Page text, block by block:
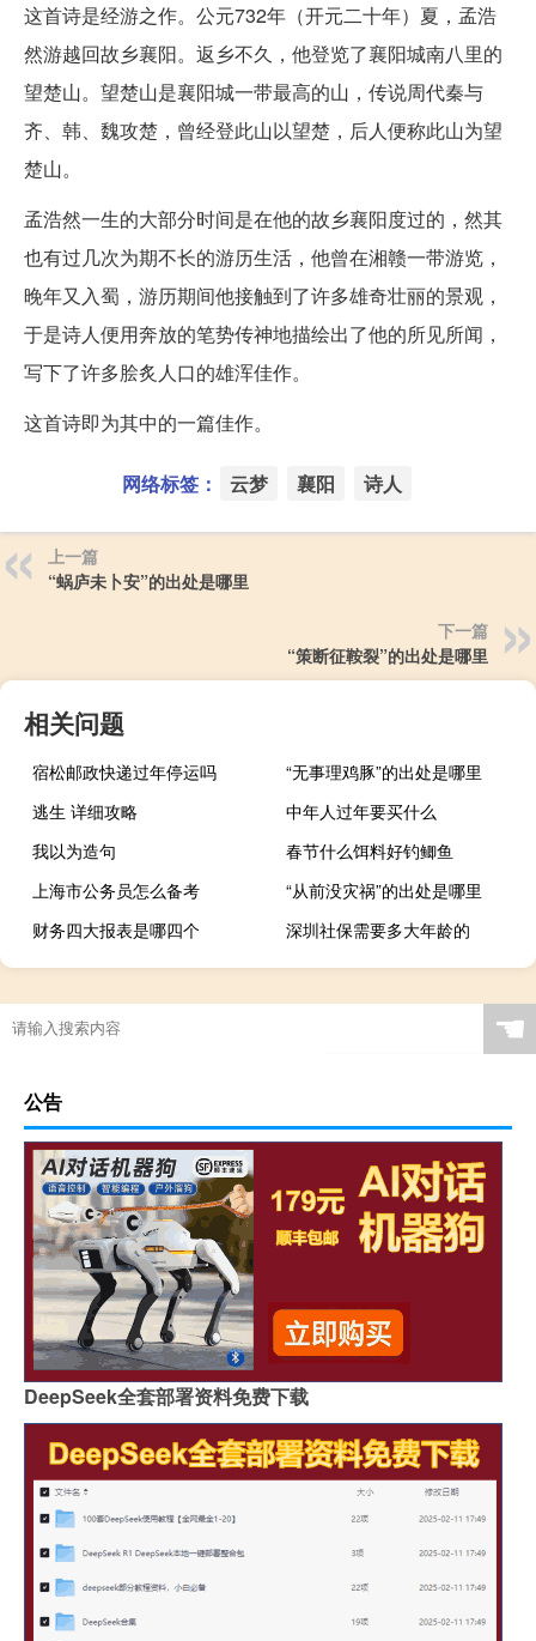
这首诗是经游之作。公元732年（开元二十年）夏，孟浩
然游越回故乡襄阳。返乡不久，他登览了襄阳城南八里的
望楚山。望楚山是襄阳城一带最高的山，传说周代秦与
齐、韩、魏攻楚，曾经登此山以望楚，后人便称此山为望
楚山。
孟浩然一生的大部分时间是在他的故乡襄阳度过的，然其
也有过几次为期不长的游历生活，他曾在湘赣一带游览，
晚年又入蜀，游历期间他接触到了许多雄奇壮丽的景观，
于是诗人便用奔放的笔势传神地描绘出了他的所见所闻，
写下了许多脍炙人口的雄浑佳作。
这首诗即为其中的一篇佳作。
网络标签： 云梦 襄阳 诗人
上一篇
“蜗庐未卜安”的出处是哪里
下一篇
“策断征鞍裂”的出处是哪里
相关问题
宿松邮政快递过年停运吗
“无事理鸡豚”的出处是哪里
逃生 详细攻略
中年人过年要买什么
我以为造句
春节什么饵料好钓鲫鱼
上海市公务员怎么备考
“从前没灾祸”的出处是哪里
财务四大报表是哪四个
深圳社保需要多大年龄的
☚
公告
DeepSeek全套部署资料免费下载